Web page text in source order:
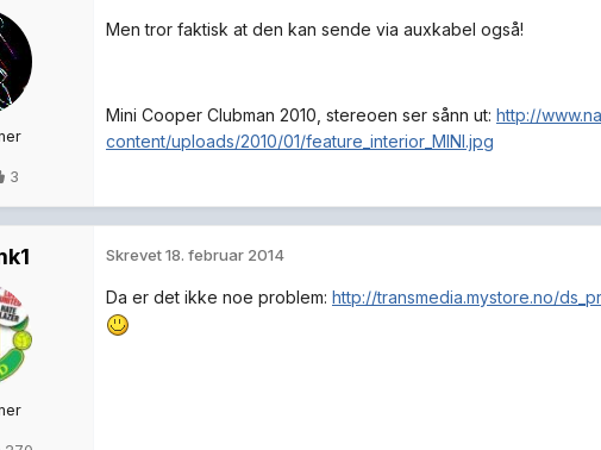
3
Men tror faktisk at den kan sende via auxkabel også!
Mini Cooper Clubman 2010, stereoen ser sånn ut: http://
content/uploads/2010/01/feature_interior_MINI.jpg
Skrevet18. februar 2014
Da er det ikke noe problem: http://transmedia.mystore.no/